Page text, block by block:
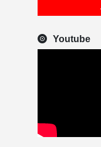
Youtube